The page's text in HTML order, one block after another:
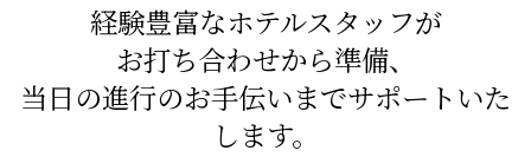
経験豊富なホテルスタッフが
お打ち合わせから準備、
当日の進行のお手伝いまでサポートいた
します。